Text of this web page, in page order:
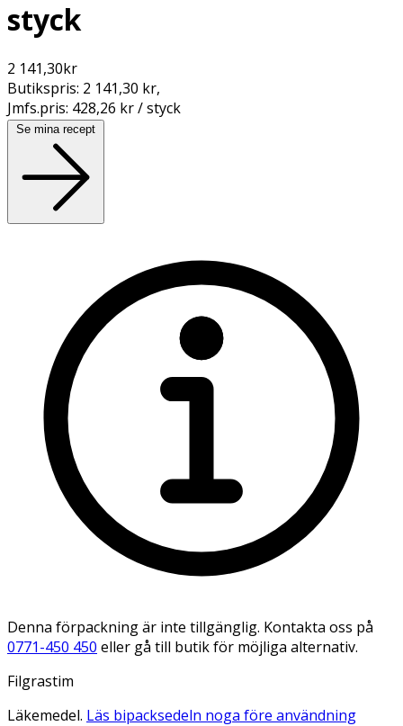
styck
2 141,30kr
Butikspris: 2 141,30 kr,
Jmfs.pris: 428,26 kr / styck
Se mina recept
Denna förpackning är inte tillgänglig. Kontakta oss på
0771-450 450 eller gå till butik för möjliga alternativ.
Filgrastim
Läkemedel. Läs bipacksedeln noga före användning